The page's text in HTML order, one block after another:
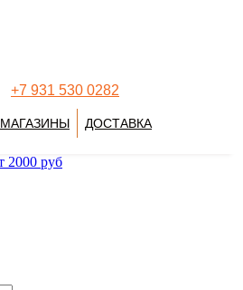
+7 931 530 0282
МАГАЗИНЫ ДОСТАВКА